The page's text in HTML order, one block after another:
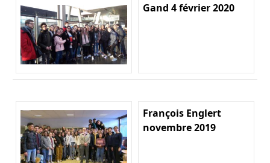
Gand 4 février 2020
François Englert
novembre 2019